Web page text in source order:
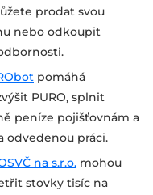
prodat svou
nebo odkoupit
pomáhá
PURO, splnit
peníze pojišťovnám a
odvedenou práci.
na s.r.o. mohou
stovky tisíc na